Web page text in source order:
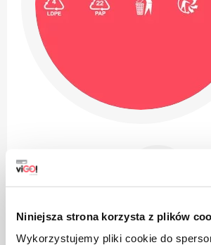
Niniejsza strona korzysta z plików
Wykorzystujemy pliki cookie do
Продуктът е изработен от
плътност, може да се